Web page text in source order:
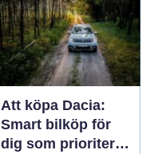
Att köpa Dacia:
Smart bilköp för
dig som prioriterar